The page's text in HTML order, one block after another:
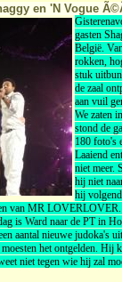
en 'N Vogue
gasten
België.
rokken,
stuk
de zaal
aan vuil
We zaten
stond de
180 foto's
Laaiend
niet meer.
hij niet
hij
van MR LOVERLOVER.
is Ward naar de PT in
aantal nieuwe judoka's
het ontgelden.
niet tegen wie hij zal